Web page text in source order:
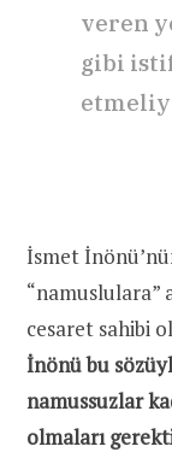
veren
gibi
İsmet
“namuslulara”
cesaret sahibi
İnönü bu
namussuzlar
olmaları